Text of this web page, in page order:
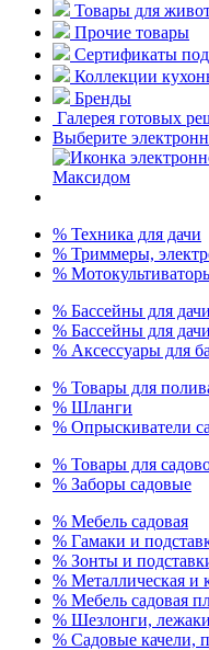
Товары для
Прочие товары
Сертификаты
Коллекции
Бренды
Галерея готовых
Выберите
% Техника для дачи
% Триммеры,
%
% Бассейны для
% Бассейны для дачи
% Аксессуары для
% Товары для
% Шланги
% Опрыскиватели
% Товары для
% Заборы садовые
% Мебель садовая
% Гамаки и
% Зонты и
% Металлическая и
% Мебель садовая
% Шезлонги,
% Садовые качели,